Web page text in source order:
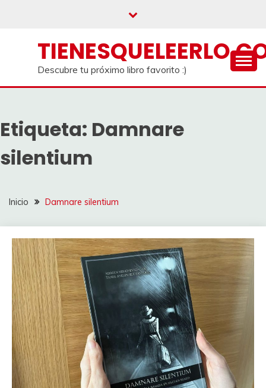
Descubre tu próximo libro favorito :)
Etiqueta: Damnare
silentium
Inicio Damnare silentium